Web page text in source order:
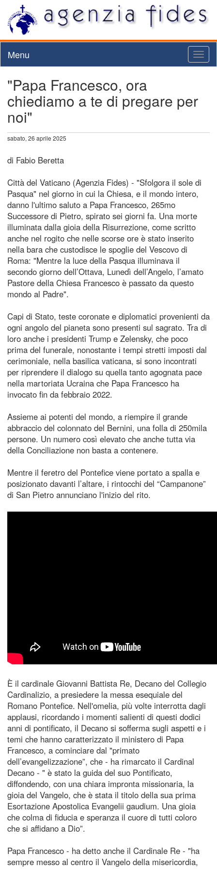
Menu
"Papa Francesco, ora
chiediamo a te di pregare per
noi"
sabato, 26 aprile 2025
di Fabio Beretta
Città del Vaticano (Agenzia Fides) - "Sfolgora il sole di
Pasqua" nel giorno in cui la Chiesa, e il mondo intero,
danno l'ultimo saluto a Papa Francesco, 265mo
Successore di Pietro, spirato sei giorni fa. Una morte
illuminata dalla gioia della Risurrezione, come scritto
anche nel rogito che nelle scorse ore è stato inserito
nella bara che custodisce le spoglie del Vescovo di
Roma: "Mentre la luce della Pasqua illuminava il
secondo giorno dell’Ottava, Lunedì dell’Angelo, l’amato
Pastore della Chiesa Francesco è passato da questo
mondo al Padre".
Capi di Stato, teste coronate e diplomatici provenienti da
ogni angolo del pianeta sono presenti sul sagrato. Tra di
loro anche i presidenti Trump e Zelensky, che poco
prima del funerale, nonostante i tempi stretti imposti dal
cerimoniale, nella basilica vaticana, si sono incontrati
per riprendere il dialogo su quella tanto agognata pace
nella martoriata Ucraina che Papa Francesco ha
invocato fin da febbraio 2022.
Assieme ai potenti del mondo, a riempire il grande
abbraccio del colonnato del Bernini, una folla di 250mila
persone. Un numero così elevato che anche tutta via
della Conciliazione non basta a contenere.
Mentre il feretro del Pontefice viene portato a spalla e
posizionato davanti l’altare, i rintocchi del “Campanone”
di San Pietro annunciano l'inizio del rito.
È il cardinale Giovanni Battista Re, Decano del Collegio
Cardinalizio, a presiedere la messa esequiale del
Romano Pontefice. Nell'omelia, più volte interrotta dagli
applausi, ricordando i momenti salienti di questi dodici
anni di pontificato, il Decano si sofferma sugli aspetti e i
temi che hanno caratterizzato il ministero di Papa
Francesco, a cominciare dal "primato
dell’evangelizzazione”, che - ha rimarcato il Cardinal
Decano - " è stato la guida del suo Pontificato,
diffondendo, con una chiara impronta missionaria, la
gioia del Vangelo, che è stata il titolo della sua prima
Esortazione Apostolica Evangelii gaudium. Una gioia
che colma di fiducia e speranza il cuore di tutti coloro
che si affidano a Dio”.
Papa Francesco - ha detto anche il Cardinale Re - "ha
sempre messo al centro il Vangelo della misericordia,